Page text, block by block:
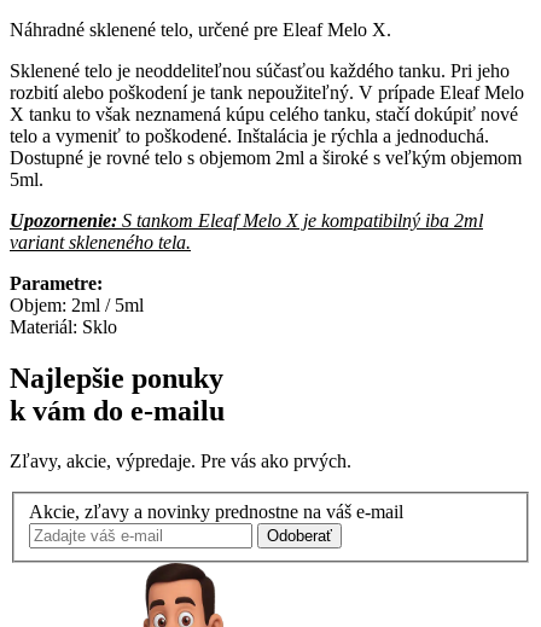
Náhradné sklenené telo, určené pre Eleaf Melo X.
Sklenené telo je neoddeliteľnou súčasťou každého tanku. Pri jeho
rozbití alebo poškodení je tank nepoužiteľný. V prípade Eleaf Melo
X tanku to však neznamená kúpu celého tanku, stačí dokúpiť nové
telo a vymeniť to poškodené. Inštalácia je rýchla a jednoduchá.
Dostupné je rovné telo s objemom 2ml a široké s veľkým objemom
5ml.
Upozornenie: S tankom Eleaf Melo X je kompatibilný iba 2ml
variant skleneného tela.
Parametre:
Objem: 2ml / 5ml
Materiál: Sklo
Najlepšie ponuky
k vám do e-mailu
Zľavy, akcie, výpredaje. Pre vás ako prvých.
Akcie, zľavy a novinky prednostne na váš e-mail
Odoberať